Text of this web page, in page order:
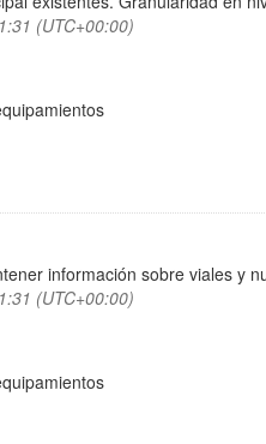
(UTC+00:00)
información sobre viales y
(UTC+00:00)